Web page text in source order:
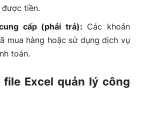
tiền.
cấp (phải trả): Các khoản
mua hàng hoặc sử dụng dịch vụ
toán.
file Excel quản lý công